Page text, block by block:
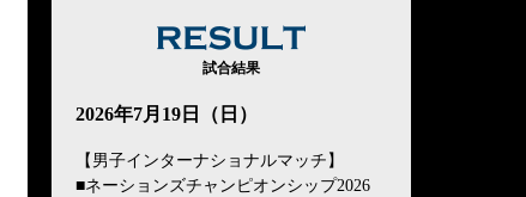
試合結果
2026年7月19日（日）
【男子インターナショナルマッチ】
■ネーションズチャンピオンシップ2026